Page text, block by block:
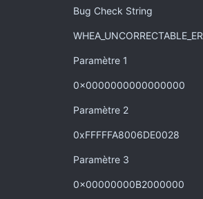
Bug Check String
Paramètre 1
0x0000000000000000
Paramètre 2
0xFFFFFA8006DE0028
Paramètre 3
0x00000000B2000000